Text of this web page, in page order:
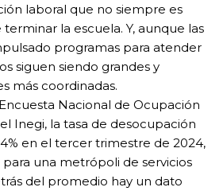
laboral que no siempre es
la escuela. Y, aunque las
programas para atender
siguen siendo grandes y
más coordinadas.
Nacional de Ocupación
Inegi, la tasa de desocupación
en el tercer trimestre de 2024,
una metrópoli de servicios
del promedio hay un dato